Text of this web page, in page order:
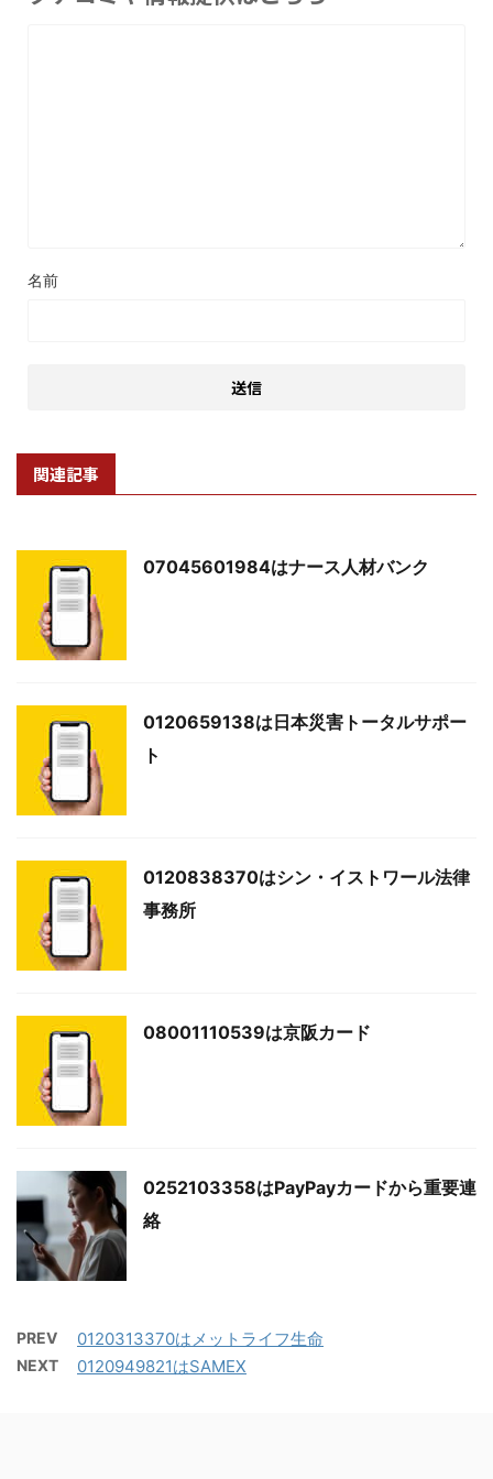
名前
関連記事
07045601984はナース人材バンク
0120659138は日本災害トータルサポー
ト
0120838370はシン・イストワール法律
事務所
08001110539は京阪カード
0252103358はPayPayカードから重要連
絡
PREV 0120313370はメットライフ生命
NEXT 0120949821はSAMEX